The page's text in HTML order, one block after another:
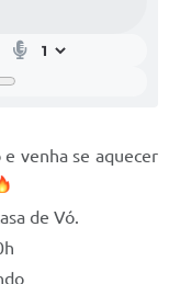
venha se aquecer
de Vó.